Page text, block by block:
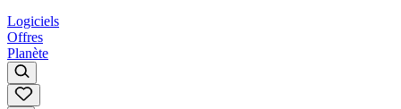
Logiciels
Offres
Planète